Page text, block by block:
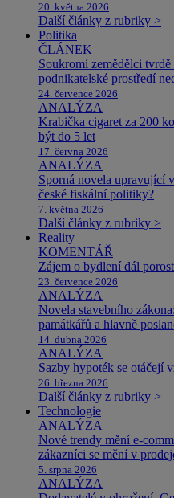
20. května 2026
Další články z rubriky >
Politika
ČLÁNEK
Soukromí zemědělci
podnikatelské prostředí
24. července 2026
ANALÝZA
Krabička cigaret za 200
být do 5 let
17. června 2026
ANALÝZA
Sporná novela upravující
české fiskální politiky?
7. května 2026
Další články z rubriky >
Reality
KOMENTÁŘ
Zájem o bydlení dál
23. července 2026
ANALÝZA
Novela stavebního
památkářů a hlavně
14. dubna 2026
ANALÝZA
Sazby hypoték se otáčejí
26. března 2026
Další články z rubriky >
Technologie
ANALÝZA
Nové trendy mění e-
zákazníci se mění v
5. srpna 2026
ANALÝZA